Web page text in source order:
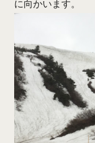
に向かいます。